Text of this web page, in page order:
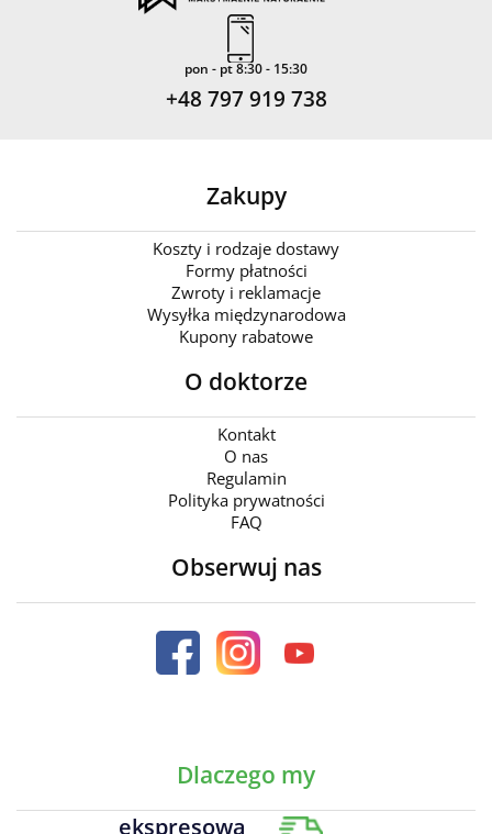
pon - pt 8:30 - 15:30
+48 797 919 738
Zakupy
Koszty i rodzaje dostawy
Formy płatności
Zwroty i reklamacje
Wysyłka międzynarodowa
Kupony rabatowe
O doktorze
Kontakt
O nas
Regulamin
Polityka prywatności
FAQ
Obserwuj nas
Dlaczego my
ekspresowa